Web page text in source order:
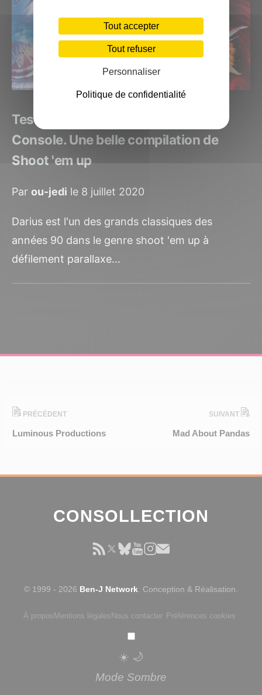
Test Darius Cozmic Collection
Console. Une belle compilation de
Shoot 'em up
Par ou-jedi le 8 juillet 2020
Darius est l'un des grands classiques des
années 90 dans le genre shoot 'em up à
défilement parallaxe...
PRÉCÉDENT
Luminous Productions
SUIVANT
Mad About Pandas
CONSOLLECTION
© 1999 - 2026 Ben-J Network. Conception & Réalisation.
À propos Mentions légales Nous contacter Préférences cookies
☀️ 🌙
Mode Sombre
Tout accepter
Tout refuser
Personnaliser
Politique de confidentialité